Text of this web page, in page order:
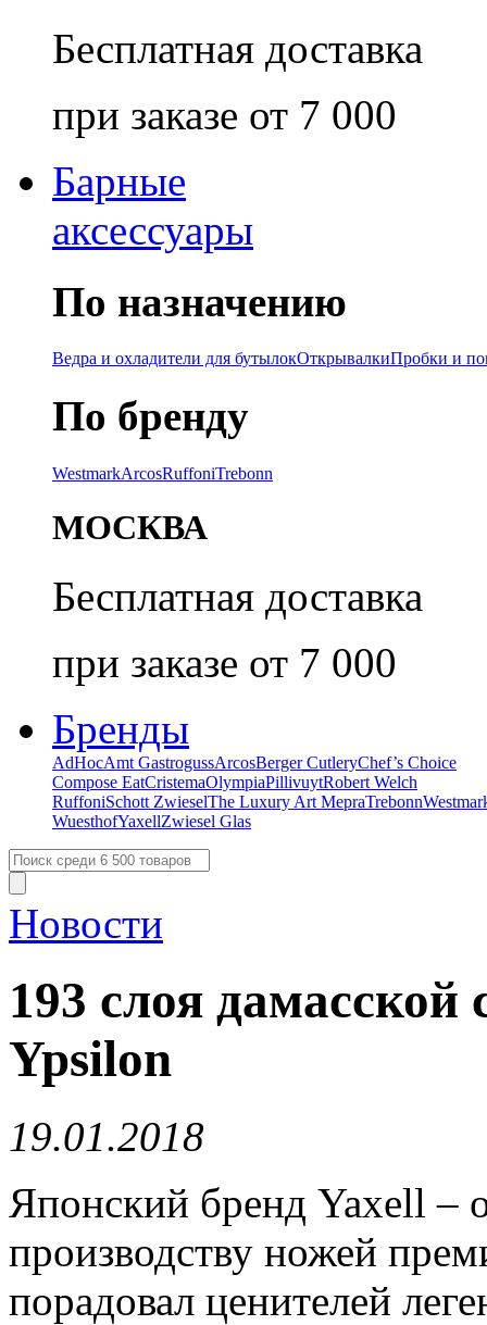
Бесплатная доставка
при заказе от 7 000
Барные
аксессуары
По назначению
Ведра и охладители для бутылокОткрывалкиПробки и
По бренду
WestmarkArcosRuffoniTrebonn
МОСКВА
Бесплатная доставка
при заказе от 7 000
Бренды
AdHocAmt GastrogussArcosBerger CutleryChef’s Choice
Compose EatCristemaOlympiaPillivuytRobert Welch
RuffoniSchott ZwieselThe Luxury Art MepraTrebonn
WuesthofYaxellZwiesel Glas
Новости
193 слоя дамасской
Ypsilon
19.01.2018
Японский бренд Yaxell –
производству ножей
порадовал ценителей